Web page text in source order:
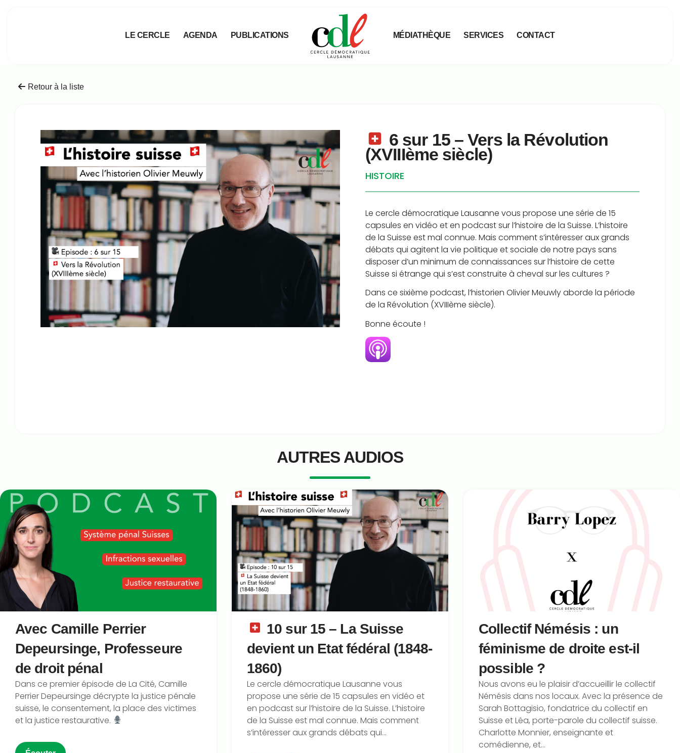
LE CERCLE AGENDA PUBLICATIONS MÉDIATHÈQUE SERVICES CONTACT
Retour à la liste
6 sur 15 – Vers la Révolution
(XVIIIème siècle)
HISTOIRE
Le cercle démocratique Lausanne vous propose une série de 15
capsules en vidéo et en podcast sur l’histoire de la Suisse. L’histoire
de la Suisse est mal connue. Mais comment s’intéresser aux grands
débats qui agitent la vie politique et sociale de notre pays sans
disposer d’un minimum de connaissances sur l’histoire de cette
Suisse si étrange qui s’est construite à cheval sur les cultures ?
Dans ce sixième podcast, l’historien Olivier Meuwly aborde la période
de la Révolution (XVIIIème siècle).
Bonne écoute !
AUTRES AUDIOS
Avec Camille Perrier
Depeursinge, Professeure
de droit pénal
Dans ce premier épisode de La Cité, Camille
Perrier Depeursinge décrypte la justice pénale
suisse, le consentement, la place des victimes
et la justice restaurative.
10 sur 15 – La Suisse
devient un Etat fédéral (1848-
1860)
Le cercle démocratique Lausanne vous
propose une série de 15 capsules en vidéo et
en podcast sur l’histoire de la Suisse. L’histoire
de la Suisse est mal connue. Mais comment
s’intéresser aux grands débats qui...
Collectif Némésis : un
féminisme de droite est-il
possible ?
Nous avons eu le plaisir d’accueillir le collectif
Némésis dans nos locaux. Avec la présence de
Sarah Bottagisio, fondatrice du collectif en
Suisse et Léa, porte-parole du collectif suisse.
Charlotte Monnier, enseignante et
comédienne, et...